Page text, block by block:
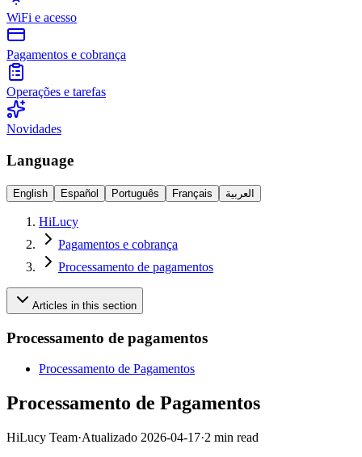
WiFi e acesso
Pagamentos e cobrança
Operações e tarefas
Novidades
Language
English Español Português Français العربية
HiLucy
Pagamentos e cobrança
Processamento de pagamentos
Articles in this section
Processamento de pagamentos
Processamento de Pagamentos
Processamento de Pagamentos
HiLucy Team·Atualizado 2026-04-17·2 min read